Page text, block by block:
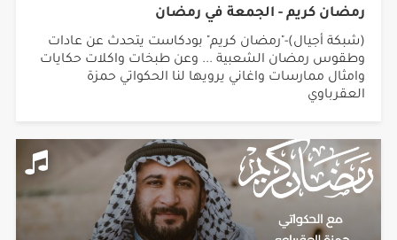
رمضان كريم - الجمعة في رمضان
(شبكة أجيال)-"رمضان كريم" بودكاست يتحدث عن عادات
وطقوس رمضان الشعبية ... وعن طبخات واكلات حكايات
وامثال ممارسات واغاني يرويها لنا الحكواتي حمزة
العقرباوي